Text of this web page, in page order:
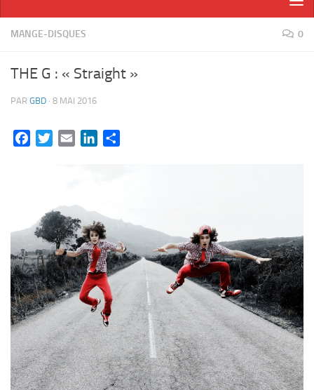
MANGE-DISQUES 0
THE G : « Straight »
PAR GBD · 8 MAI 2016
FacebookTwitterEmail LinkedIn